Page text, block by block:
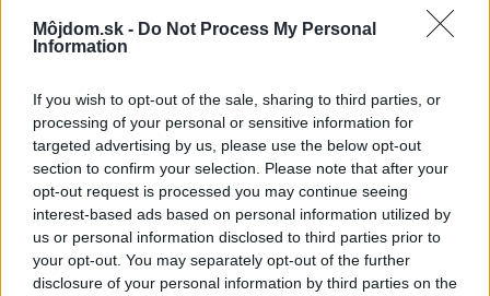
Môjdom.sk - Do Not Process My Personal
Information
If you wish to opt-out of the sale, sharing to third parties, or
processing of your personal or sensitive information for
targeted advertising by us, please use the below opt-out
section to confirm your selection. Please note that after your
opt-out request is processed you may continue seeing
interest-based ads based on personal information utilized by
us or personal information disclosed to third parties prior to
your opt-out. You may separately opt-out of the further
disclosure of your personal information by third parties on the
Re: Takto sa rieši málo úložného miesta. V tomto byte
stačil jeden prvok | Môjdom.sk
My napríklad labky utierame hneď pri dverách a doma pred dvere
používame tyčový ETA Terier…
Re: Takto sa rieši málo úložného miesta. V tomto byte
stačil jeden prvok | Môjdom.sk
Dizajn je to nádherný, tá brezová preglejka a čisté línie vyzerajú super.